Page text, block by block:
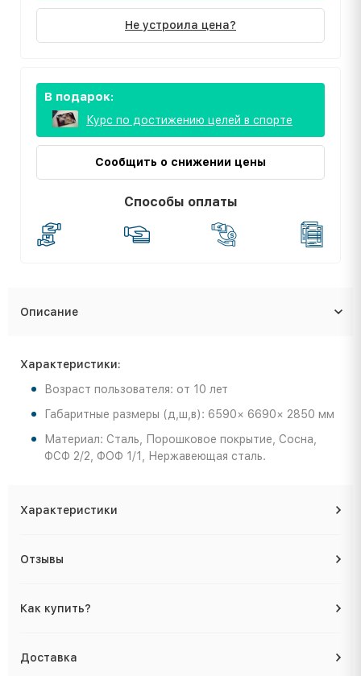
Не устроила цена?
В подарок:
Курс по достижению целей в спорте
Сообщить о снижении цены
Способы оплаты
Описание
Характеристики:
Возраст пользователя: от 10 лет
Габаритные размеры (д,ш,в): 6590× 6690× 2850 мм
Материал: Сталь, Порошковое покрытие, Сосна,
ФСФ 2/2, ФОФ 1/1, Нержавеющая сталь.
Характеристики
Отзывы
Как купить?
Доставка